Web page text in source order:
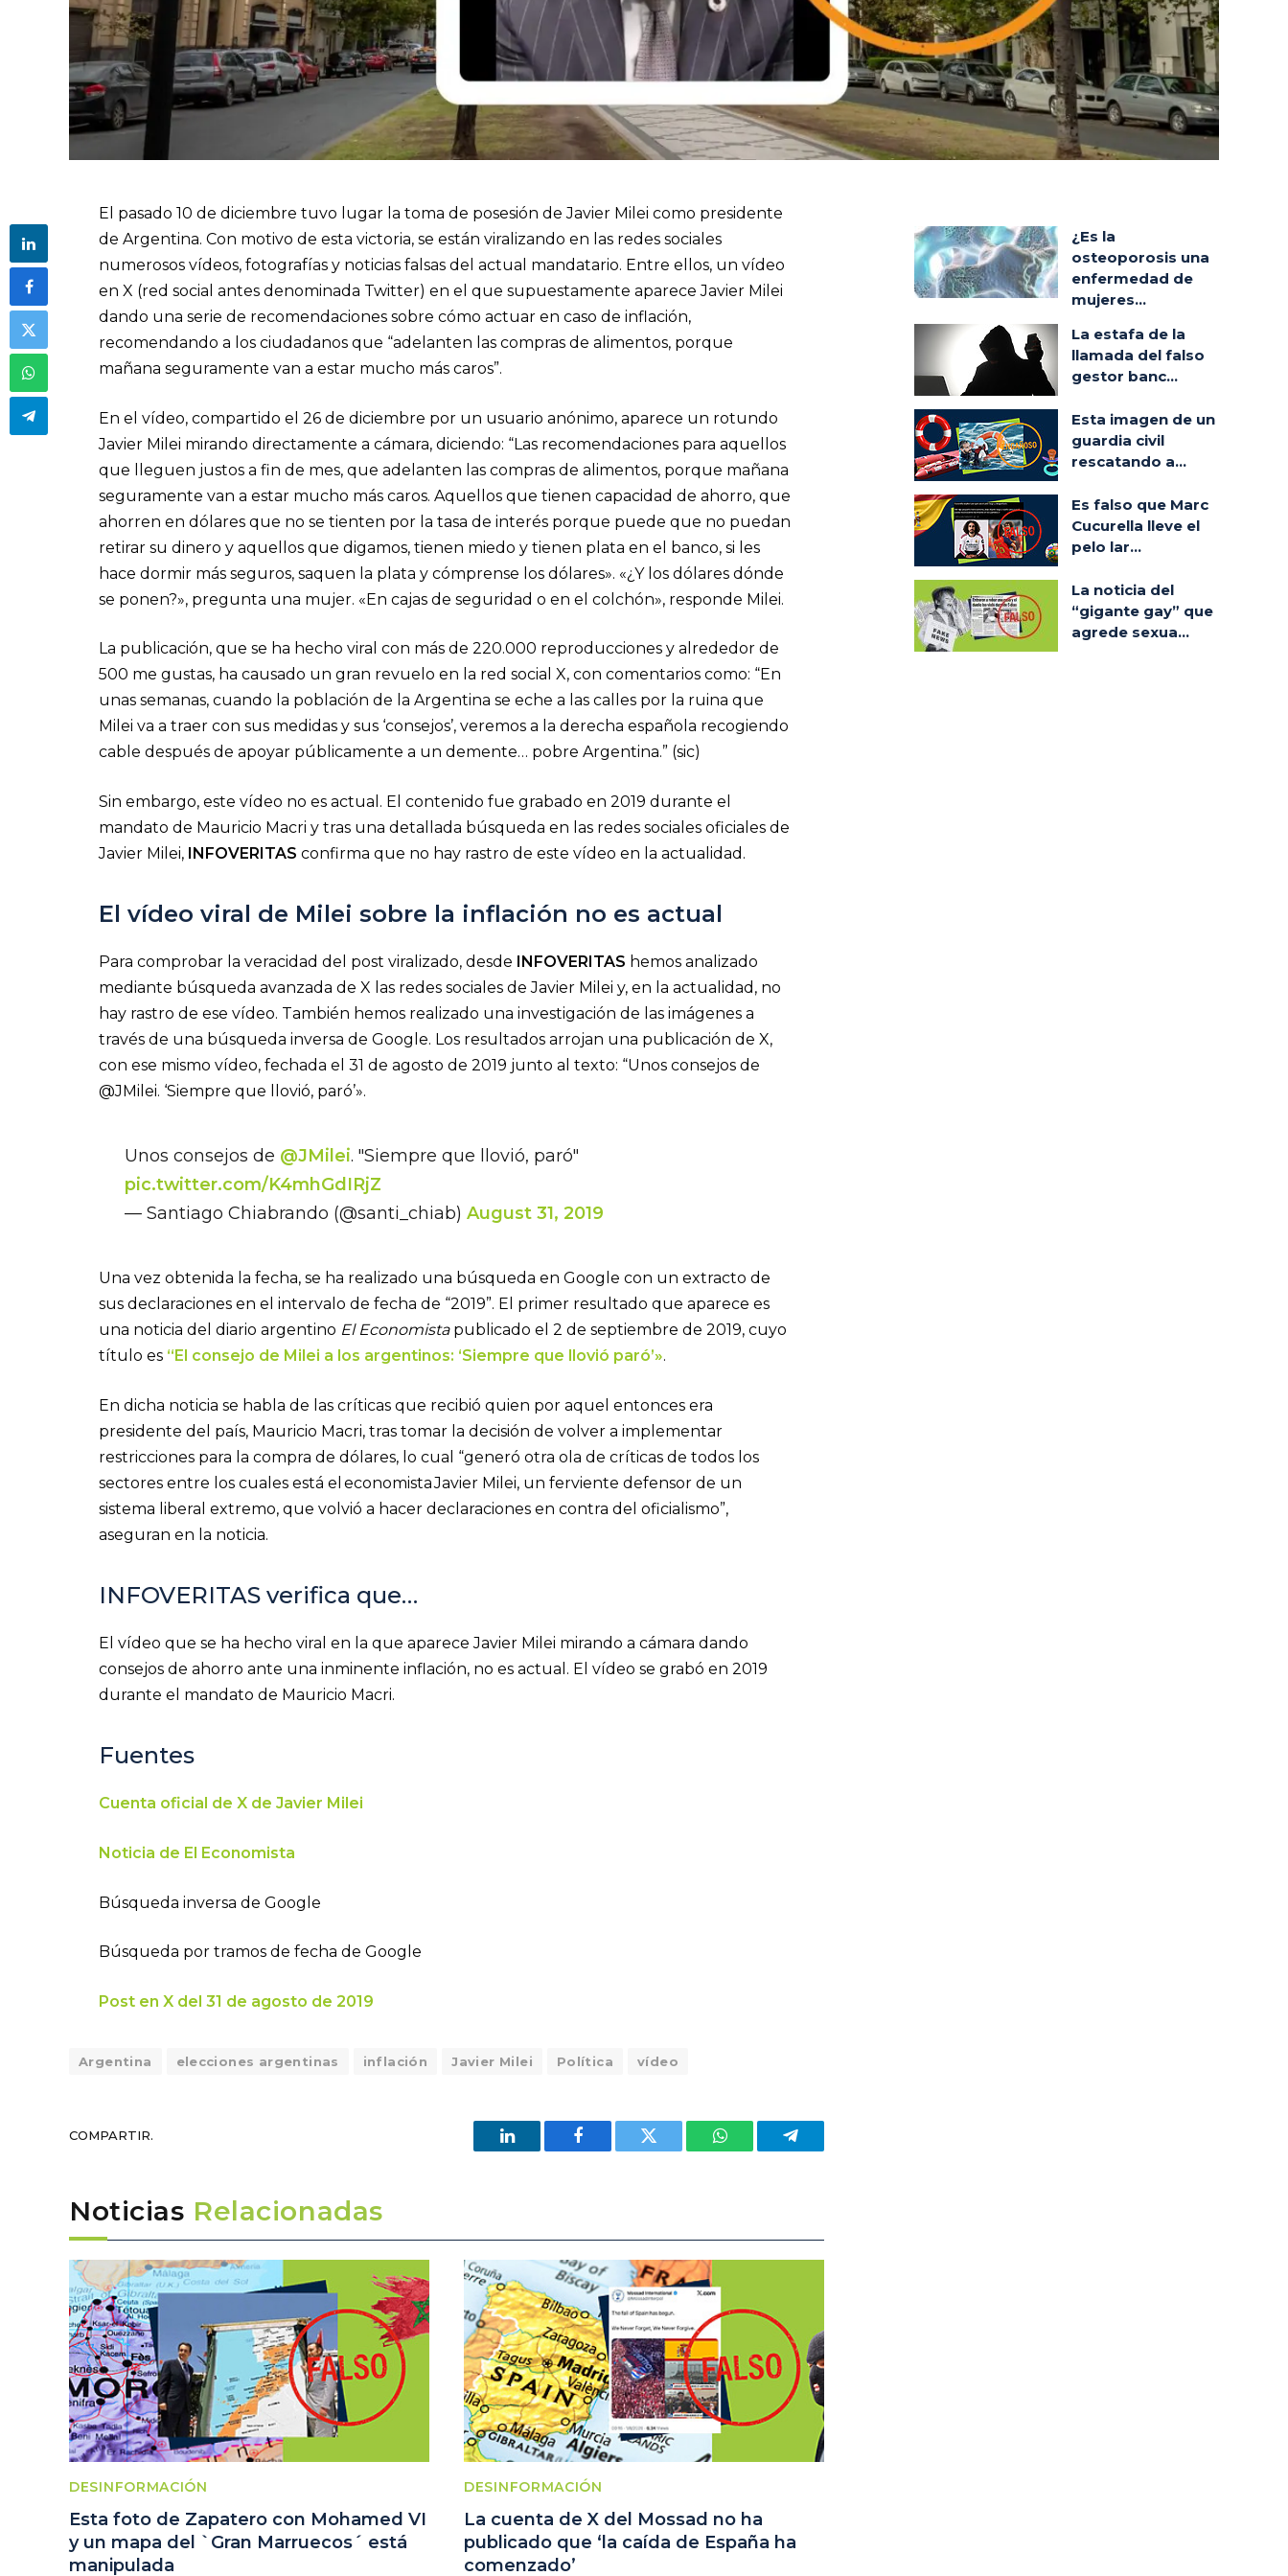
El pasado 10 de diciembre tuvo lugar la toma de posesión de Javier Milei como presidente
de Argentina. Con motivo de esta victoria, se están viralizando en las redes sociales
numerosos vídeos, fotografías y noticias falsas del actual mandatario. Entre ellos, un vídeo
en X (red social antes denominada Twitter) en el que supuestamente aparece Javier Milei
dando una serie de recomendaciones sobre cómo actuar en caso de inflación,
recomendando a los ciudadanos que “adelanten las compras de alimentos, porque
mañana seguramente van a estar mucho más caros”.
En el vídeo, compartido el 26 de diciembre por un usuario anónimo, aparece un rotundo
Javier Milei mirando directamente a cámara, diciendo: “Las recomendaciones para aquellos
que lleguen justos a fin de mes, que adelanten las compras de alimentos, porque mañana
seguramente van a estar mucho más caros. Aquellos que tienen capacidad de ahorro, que
ahorren en dólares que no se tienten por la tasa de interés porque puede que no puedan
retirar su dinero y aquellos que digamos, tienen miedo y tienen plata en el banco, si les
hace dormir más seguros, saquen la plata y cómprense los dólares». «¿Y los dólares dónde
se ponen?», pregunta una mujer. «En cajas de seguridad o en el colchón», responde Milei.
La publicación, que se ha hecho viral con más de 220.000 reproducciones y alrededor de
500 me gustas, ha causado un gran revuelo en la red social X, con comentarios como: “En
unas semanas, cuando la población de la Argentina se eche a las calles por la ruina que
Milei va a traer con sus medidas y sus ‘consejos’, veremos a la derecha española recogiendo
cable después de apoyar públicamente a un demente… pobre Argentina.” (sic)
Sin embargo, este vídeo no es actual. El contenido fue grabado en 2019 durante el
mandato de Mauricio Macri y tras una detallada búsqueda en las redes sociales oficiales de
Javier Milei, INFOVERITAS confirma que no hay rastro de este vídeo en la actualidad.
El vídeo viral de Milei sobre la inflación no es actual
Para comprobar la veracidad del post viralizado, desde INFOVERITAS hemos analizado
mediante búsqueda avanzada de X las redes sociales de Javier Milei y, en la actualidad, no
hay rastro de ese vídeo. También hemos realizado una investigación de las imágenes a
través de una búsqueda inversa de Google. Los resultados arrojan una publicación de X,
con ese mismo vídeo, fechada el 31 de agosto de 2019 junto al texto: “Unos consejos de
@JMilei. ‘Siempre que llovió, paró’».
Unos consejos de @JMilei. "Siempre que llovió, paró"
pic.twitter.com/K4mhGdIRjZ
— Santiago Chiabrando (@santi_chiab) August 31, 2019
Una vez obtenida la fecha, se ha realizado una búsqueda en Google con un extracto de
sus declaraciones en el intervalo de fecha de “2019”. El primer resultado que aparece es
una noticia del diario argentino El Economistapublicado el 2 de septiembre de 2019, cuyo
título es “El consejo de Milei a los argentinos: ‘Siempre que llovió paró’».
En dicha noticia se habla de las críticas que recibió quien por aquel entonces era
presidente del país, Mauricio Macri, tras tomar la decisión de volver a implementar
restricciones para la compra de dólares, lo cual “generó otra ola de críticas de todos los
sectores entre los cuales está el economista Javier Milei, un ferviente defensor de un
sistema liberal extremo, que volvió a hacer declaraciones en contra del oficialismo”,
aseguran en la noticia.
INFOVERITAS verifica que…
El vídeo que se ha hecho viral en la que aparece Javier Milei mirando a cámara dando
consejos de ahorro ante una inminente inflación, no es actual. El vídeo se grabó en 2019
durante el mandato de Mauricio Macri.
Fuentes
Cuenta oficial de X de Javier Milei
Noticia de El Economista
Búsqueda inversa de Google
Búsqueda por tramos de fecha de Google
Post en X del 31 de agosto de 2019
Argentina elecciones argentinas inflación Javier Milei Política vídeo
COMPARTIR.
LinkedIn Facebook Twitter WhatsAppTelegrama
Noticias Relacionadas
DESINFORMACIÓN
Esta foto de Zapatero con Mohamed VI
y un mapa del `Gran Marruecos´ está
manipulada
DESINFORMACIÓN
La cuenta de X del Mossad no ha
publicado que ‘la caída de España ha
comenzado’
¿Es la
osteoporosis una
enfermedad de
mujeres...
La estafa de la
llamada del falso
gestor banc...
Esta imagen de un
guardia civil
rescatando a...
Es falso que Marc
Cucurella lleve el
pelo lar...
La noticia del
“gigante gay” que
agrede sexua...